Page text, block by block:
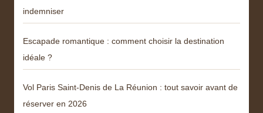
indemniser
Escapade romantique : comment choisir la destination
idéale ?
Vol Paris Saint-Denis de La Réunion : tout savoir avant de
réserver en 2026